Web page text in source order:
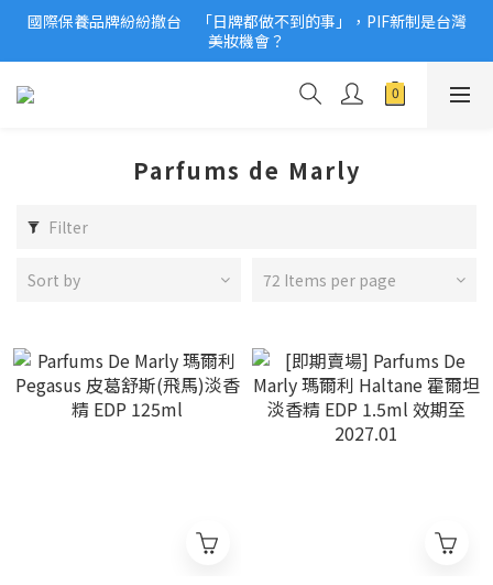
2026美妝小樣、試用品變少？PIF化妝品身分證7月上路！消費者
必懂5觀念
國際保養品牌紛紛撤台　「日牌都做不到的事」，PIF新制是台灣
美妝機會？
2026美妝小樣、試用品變少？PIF化妝品身分證7月上路！消費者
Parfums de Marly
Filter
Sort by 72 Items per page